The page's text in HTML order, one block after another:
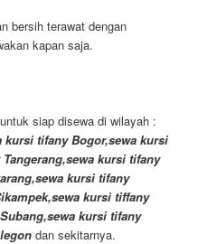
bersih terawat dengan
kapan saja.
siap disewa di wilayah :
kursi tifany Bogor,sewa kursi
kursi tifany
kursi tifany
kursi tiffany
kursi tifany
dan sekitarnya.